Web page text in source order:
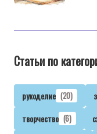
Статьи по
рукоделие (20)
творчество (6)